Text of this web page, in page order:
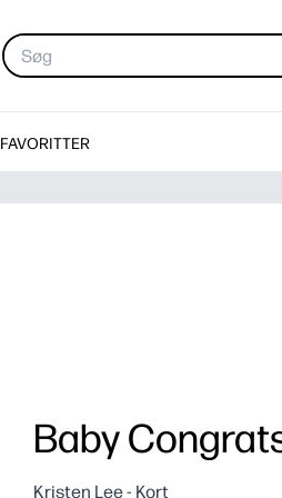
FAVORITTER
Baby
Kristen Lee - Kort